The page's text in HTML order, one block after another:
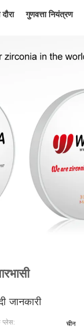
गुणवत्ता नियंत्रण
जानकारी
प्लेस: चीन